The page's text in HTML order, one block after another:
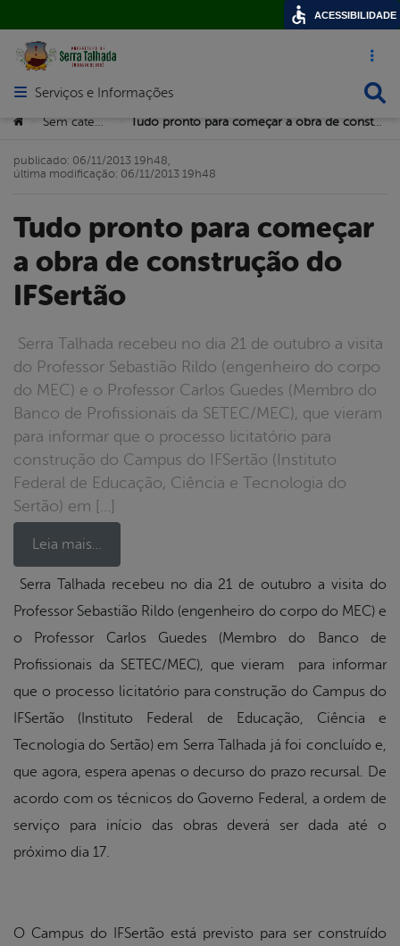
Acesso
Abrir menu principal de navegação
Serviços e Informações
Você está aqui:
> Tudo pronto para começar a obra de construção do IFSertão
Tudo pronto para começar
a obra de construção do
IFSertão
Serra Talhada recebeu no dia 21 de outubro a visita
do Professor Sebastião Rildo (engenheiro do corpo
do MEC) e o Professor Carlos Guedes (Membro do
Banco de Profissionais da SETEC/MEC), que vieram
para informar que o processo licitatório para
construção do Campus do IFSertão (Instituto
Federal de Educação, Ciência e Tecnologia do
Sertão) em […]
Leia mais…
publicado: 06/11/2013 19h48,
última modificação: 06/11/2013 19h48
Serra Talhada recebeu no dia 21 de outubro a visita do
Professor Sebastião Rildo (engenheiro do corpo do MEC) e
o Professor Carlos Guedes (Membro do Banco de
Profissionais da SETEC/MEC), que vieram para informar
que o processo licitatório para construção do Campus do
IFSertão (Instituto Federal de Educação, Ciência e
Tecnologia do Sertão) em Serra Talhada já foi concluído e,
que agora, espera apenas o decurso do prazo recursal. De
acordo com os técnicos do Governo Federal, a ordem de
serviço para início das obras deverá ser dada até o
próximo dia 17.
O Campus do IFSertão está previsto para ser construído
ACESSIBILIDADE